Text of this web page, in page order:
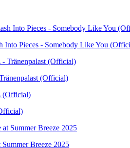
Into Pieces - Somebody Like You
(Official)
Breeze 2025